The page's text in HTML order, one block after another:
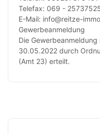
Telefax: 069 -
E-Mail: info@reitze-
Gewerbeanmeldung
Die
30.05.2022 durch
(Amt 23) erteilt.